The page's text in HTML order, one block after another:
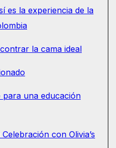
es la experiencia de la
la cama ideal
una educación
con Olivia’s